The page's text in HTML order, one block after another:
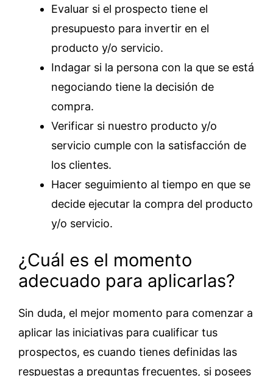
Evaluar si el prospecto tiene el
presupuesto para invertir en el
producto y/o servicio.
Indagar si la persona con la que se está
negociando tiene la decisión de
compra.
Verificar si nuestro producto y/o
servicio cumple con la satisfacción de
los clientes.
Hacer seguimiento al tiempo en que se
decide ejecutar la compra del producto
y/o servicio.
¿Cuál es el momento
adecuado para aplicarlas?
Sin duda, el mejor momento para comenzar a
aplicar las iniciativas para cualificar tus
prospectos, es cuando tienes definidas las
respuestas a preguntas frecuentes, si posees